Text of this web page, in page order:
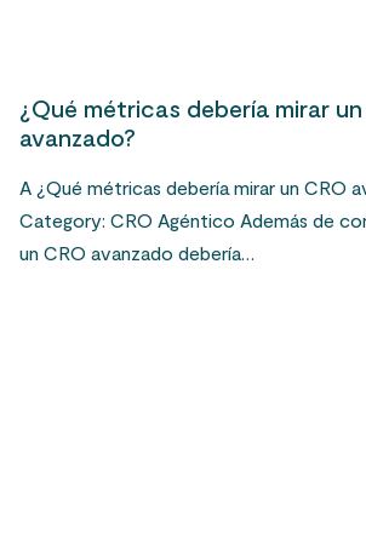
¿Qué métricas debería mirar
avanzado?
A ¿Qué métricas debería mirar un CRO
Category: CRO Agéntico Además de
un CRO avanzado debería…